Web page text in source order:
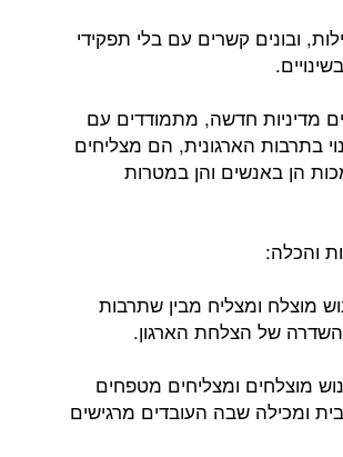
ובונים קשרים עם בלי תפקידי
מדיניות חדשה, מתמודדים עם
בתרבות הארגונית, הם מצליחים
הן באנשים והן במטרות
מוצלח ומצליח מבין שתרבות
השדרה של הצלחת הארגון.
מוצלחים ומצליחים מטפחים
ומכילה שבה העובדים מרגישים